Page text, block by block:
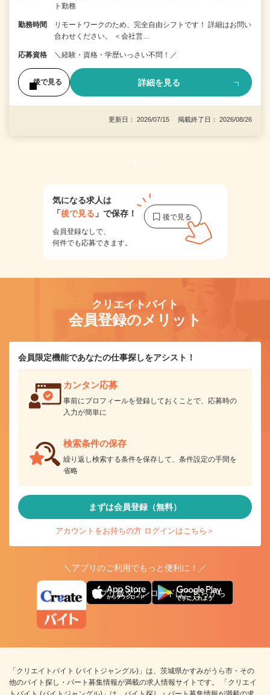
ト勤務
勤務時間
リモートワークのため、完全自由シフトです！ 詳細はお問い
合わせください。 ＜会社営…
応募資格 ＼経験・資格・学歴いっさい不問！／
後で見る 詳細を見る
更新日： 2026/07/15 掲載終了日： 2026/08/26
1
気になる求人は
「後で見る 」で保存！
会員登録なしで、
何件でも応募できます。
クリエイトバイト
会員登録のメリット
会員限定機能であなたの仕事探しをアシスト！
カンタン応募
事前にプロフィールを登録しておくことで、応募時の
入力が簡単に
検索条件の保存
繰り返し検索する条件を保存して、条件設定の手間を
省略
まずは会員登録（無料）
アカウントをお持ちの方 ログインはこちら＞
＼アプリのご利用でもっと便利に！／
アプリ版ダウンロードはこちらから
「クリエイトバイト (バイトジャングル)」は、茨城県かすみがうら市・その
他のバイト探し・パート募集情報が満載の求人情報サイトです。 「クリエイ